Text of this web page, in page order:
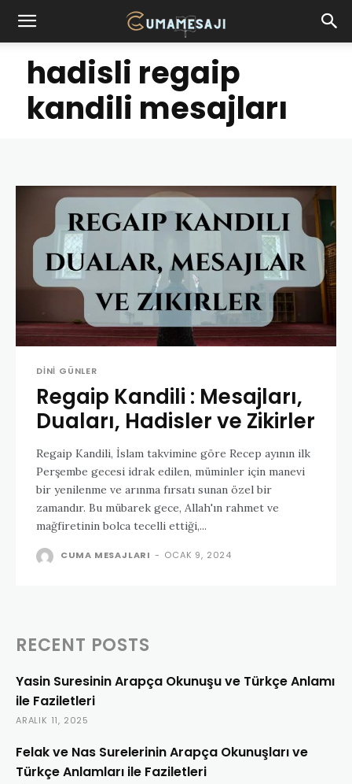
hadisli regaip
kandili mesajları
DINI GÜNLER
Regaip Kandili : Mesajları,
Duaları, Hadisler ve Zikirler
Regaip Kandili, İslam takvimine göre Recep ayının ilk
Perşembe gecesi idrak edilen, müminler için manevi
bir yenilenme ve arınma fırsatı sunan özel bir
zamandır. Bu mübarek gece, Allah'ın rahmet ve
mağfiretinin bolca tecelli ettiği,...
CUMA MESAJLARI - OCAK 9, 2024
RECENT POSTS
Yasin Suresinin Arapça Okunuşu ve Türkçe Anlamı
ile Faziletleri
ARALIK 11, 2025
Felak ve Nas Surelerinin Arapça Okunuşları ve
Türkçe Anlamları ile Faziletleri